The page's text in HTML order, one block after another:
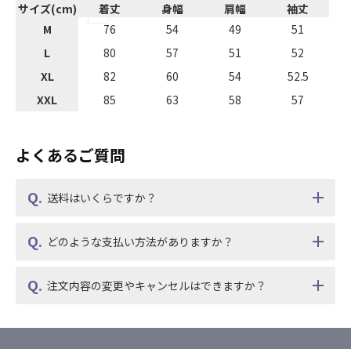
サイズ(cm) 着丈 身幅 肩幅
袖丈
M
76 54 49
51
L
80 57 51
52
XL
82 60 54
52.5
XXL
85 63 58 57
よくあるご質問
送料はいくらですか？
どのような支払い方法がありますか？
注文内容の変更やキャンセルはできますか？